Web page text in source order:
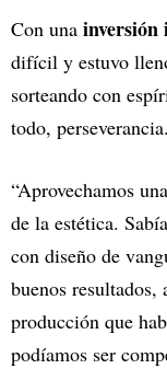
Con una inversión
difícil y estuvo
sorteando con
todo, perseverancia.
“Aprovechamos
de la estética.
con diseño de
buenos
producción que
podíamos ser